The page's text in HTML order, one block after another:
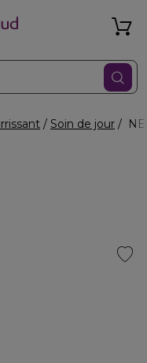
Soin de jour